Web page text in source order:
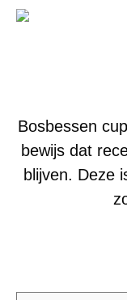
Bosbessen
bewijs dat
blijven. Deze